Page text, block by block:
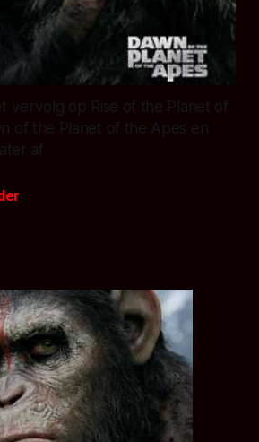
vervolg op Rise of the Planet of
of the Planet of the Apes en
af